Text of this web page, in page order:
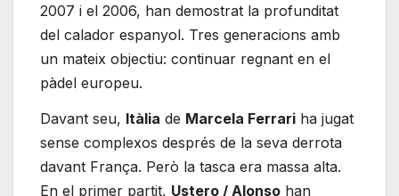
2007 i el 2006, han demostrat la profunditat
del calador espanyol. Tres generacions amb
un mateix objectiu: continuar regnant en el
pàdel europeu.
Davant seu, Itàlia de Marcela Ferrari ha jugat
sense complexos després de la seva derrota
davant França. Però la tasca era massa alta.
En el primer partit, Ustero / Alonso han